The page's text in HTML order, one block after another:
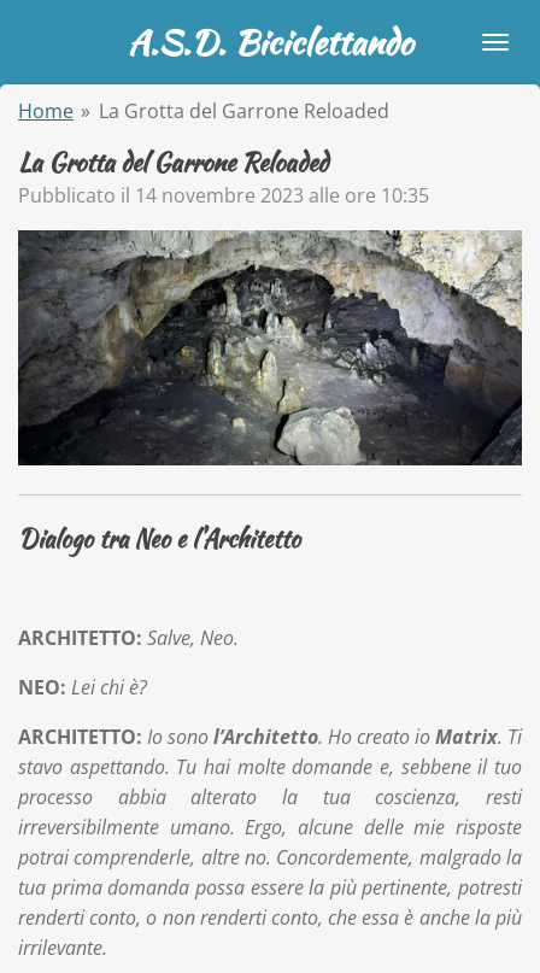
contenuto
principale
A.S.D. Biciclettando
Home » La Grotta del Garrone Reloaded
La Grotta del Garrone Reloaded
Pubblicato il 14 novembre 2023 alle ore 10:35
Dialogo tra Neo e l'Architetto
ARCHITETTO: Salve, Neo.
NEO: Lei chi è?
ARCHITETTO: Io sonol’Architetto. Ho creato ioMatrix. Ti
stavo aspettando. Tu hai molte domande e, sebbene il tuo
processo abbia alterato la tua coscienza, resti
irreversibilmente umano. Ergo, alcune delle mie risposte
potrai comprenderle, altre no. Concordemente, malgrado la
tua prima domanda possa essere la più pertinente, potresti
renderti conto, o non renderti conto, che essa è anche la più
irrilevante.